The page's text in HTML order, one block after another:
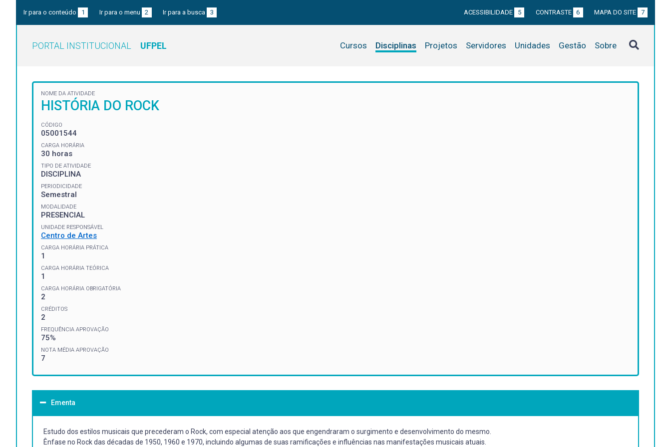
Ir para o conteúdo 1 Ir para o menu 2 Ir para a busca 3 ACESSIBILIDADE 5 CONTRASTE 6 MAPA DO SITE 7
PORTAL INSTITUCIONAL UFPEL Cursos Disciplinas Projetos Servidores Unidades Gestão Sobre
NOME DA ATIVIDADE
HISTÓRIA DO ROCK
CÓDIGO
05001544
CARGA HORÁRIA
30 horas
TIPO DE ATIVIDADE
DISCIPLINA
PERIODICIDADE
Semestral
MODALIDADE
PRESENCIAL
UNIDADE RESPONSÁVEL
Centro de Artes
CARGA HORÁRIA PRÁTICA
1
CARGA HORÁRIA TEÓRICA
1
CARGA HORÁRIA OBRIGATÓRIA
2
CRÉDITOS
2
FREQUÊNCIA APROVAÇÃO
75%
NOTA MÉDIA APROVAÇÃO
7
Ementa
Estudo dos estilos musicais que precederam o Rock, com especial atenção aos que engendraram o surgimento e desenvolvimento do mesmo.
Ênfase no Rock das décadas de 1950, 1960 e 1970, incluindo algumas de suas ramificações e influências nas manifestações musicais atuais.